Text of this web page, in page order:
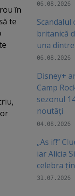
în
te
06.08.2026
britanică
una
06.08.2026
Disney+
Camp
sezonul
noutăți
04.08.2026
„As if!”
iar Alicia
celebra
31.07.2026